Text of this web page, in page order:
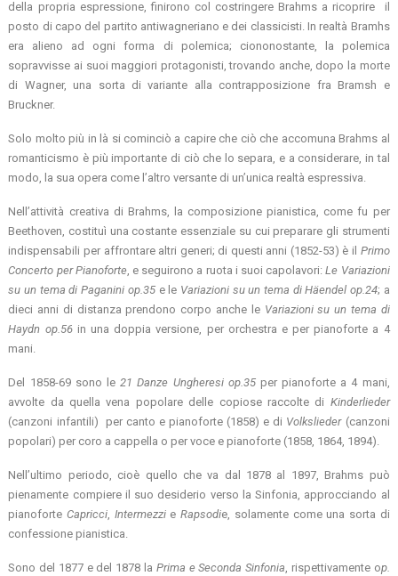
della propria espressione, finirono col costringere Brahms a ricoprire il
posto di capo del partito antiwagneriano e dei classicisti. In realtà Bramhs
era alieno ad ogni forma di polemica; ciononostante, la polemica
sopravvisse ai suoi maggiori protagonisti, trovando anche, dopo la morte
di Wagner, una sorta di variante alla contrapposizione fra Bramsh e
Bruckner.
Solo molto più in là si cominciò a capire che ciò che accomuna Brahms al
romanticismo è più importante di ciò che lo separa, e a considerare, in tal
modo, la sua opera come l’altro versante di un’unica realtà espressiva.
Nell’attività creativa di Brahms, la composizione pianistica, come fu per
Beethoven, costituì una costante essenziale su cui preparare gli strumenti
indispensabili per affrontare altri generi; di questi anni (1852-53) è il Primo
Concerto per Pianoforte, e seguirono a ruota i suoi capolavori:Le Variazioni
su un tema di Paganini op.35 e le Variazioni su un tema di Häendel op.24; a
dieci anni di distanza prendono corpo anche le Variazioni su un tema di
Haydn op.56in una doppia versione, per orchestra e per pianoforte a 4
mani.
Del 1858-69 sono le 21 Danze Ungheresi op.35per pianoforte a 4 mani,
avvolte da quella vena popolare delle copiose raccolte di Kinderlieder
(canzoni infantili) per canto e pianoforte (1858) e di Volkslieder(canzoni
popolari) per coro a cappella o per voce e pianoforte (1858, 1864, 1894).
Nell’ultimo periodo, cioè quello che va dal 1878 al 1897, Brahms può
pienamente compiere il suo desiderio verso la Sinfonia, approcciando al
pianoforteCapricci, IntermezzieRapsodie, solamente come una sorta di
confessione pianistica.
Sono del 1877 e del 1878 la Prima e Seconda Sinfonia, rispettivamente op.